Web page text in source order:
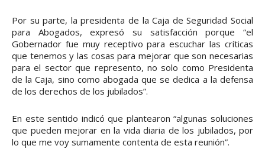
Por su parte, la presidenta de la Caja de Seguridad Social
para Abogados, expresó su satisfacción porque “el
Gobernador fue muy receptivo para escuchar las críticas
que tenemos y las cosas para mejorar que son necesarias
para el sector que represento, no solo como Presidenta
de la Caja, sino como abogada que se dedica a la defensa
de los derechos de los jubilados”.
En este sentido indicó que plantearon “algunas soluciones
que pueden mejorar en la vida diaria de los jubilados, por
lo que me voy sumamente contenta de esta reunión”.